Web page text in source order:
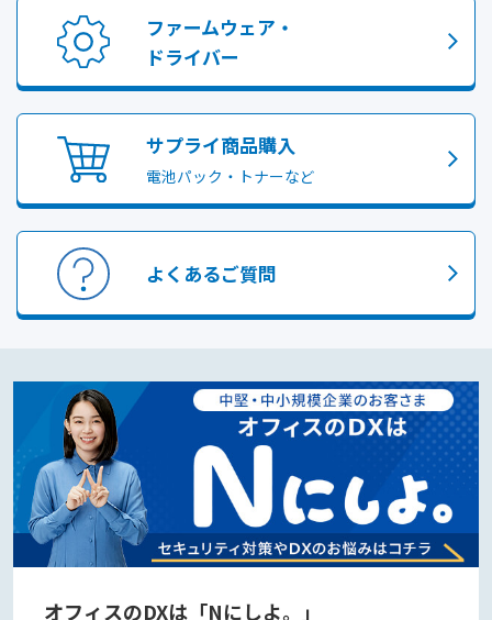
ファームウェア・
ドライバー
サプライ商品購入
電池パック・トナーなど
よくあるご質問
オフィスのDXは「Nにしよ。」